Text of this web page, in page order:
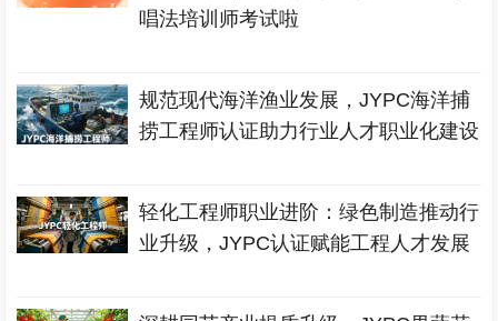
唱法培训师考试啦
规范现代海洋渔业发展，JYPC海洋捕
捞工程师认证助力行业人才职业化建设
轻化工程师职业进阶：绿色制造推动行
业升级，JYPC认证赋能工程人才发展